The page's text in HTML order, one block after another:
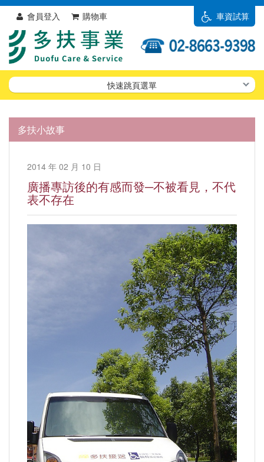
車資試算
會員登入 購物車
快速跳頁選單
多扶小故事
2014 年 02 月 10 日
廣播專訪後的有感而發─不被看見，不代
表不存在